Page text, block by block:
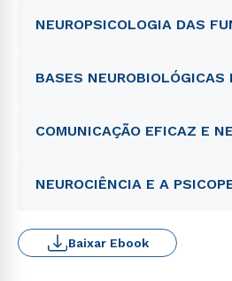
NEUROPSICOLOGIA DAS
BASES NEUROBIOLÓGICAS
COMUNICAÇÃO EFICAZ E
NEUROCIÊNCIA E A
Baixar Ebook